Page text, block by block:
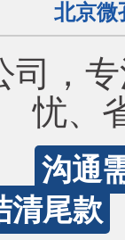
北京微
司，
忧、
沟通
清尾款